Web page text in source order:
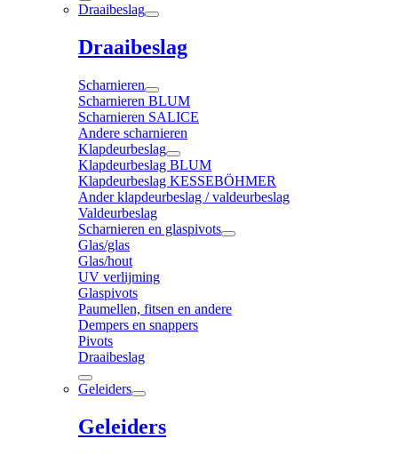
Draaibeslag
Draaibeslag
Scharnieren
Scharnieren BLUM
Scharnieren SALICE
Andere scharnieren
Klapdeurbeslag
Klapdeurbeslag BLUM
Klapdeurbeslag KESSEBÖHMER
Ander klapdeurbeslag / valdeurbeslag
Valdeurbeslag
Scharnieren en glaspivots
Glas/glas
Glas/hout
UV verlijming
Glaspivots
Paumellen, fitsen en andere
Dempers en snappers
Pivots
Draaibeslag
Geleiders
Geleiders